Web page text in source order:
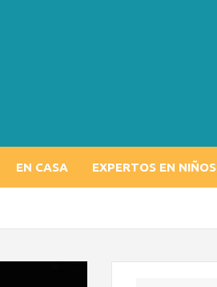
EN CASA EXPERTOS EN NIÑOS